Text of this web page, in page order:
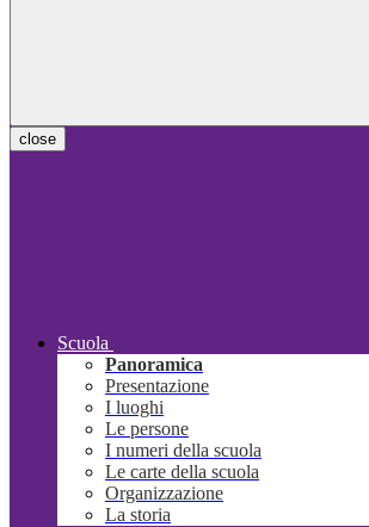
close
Scuola
Panoramica
Presentazione
I luoghi
Le persone
I numeri della scuola
Le carte della scuola
Organizzazione
La storia